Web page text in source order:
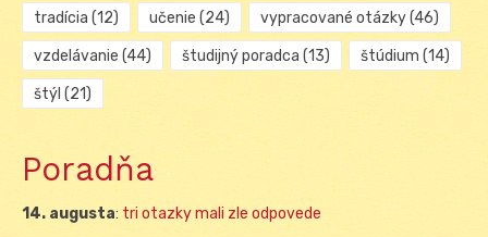
tradícia (12) učenie (24) vypracované otázky(46)
vzdelávanie (44) študijný poradca (13) štúdium (14)
štýl (21)
Poradňa
14. augusta: tri otazky mali zle odpovede